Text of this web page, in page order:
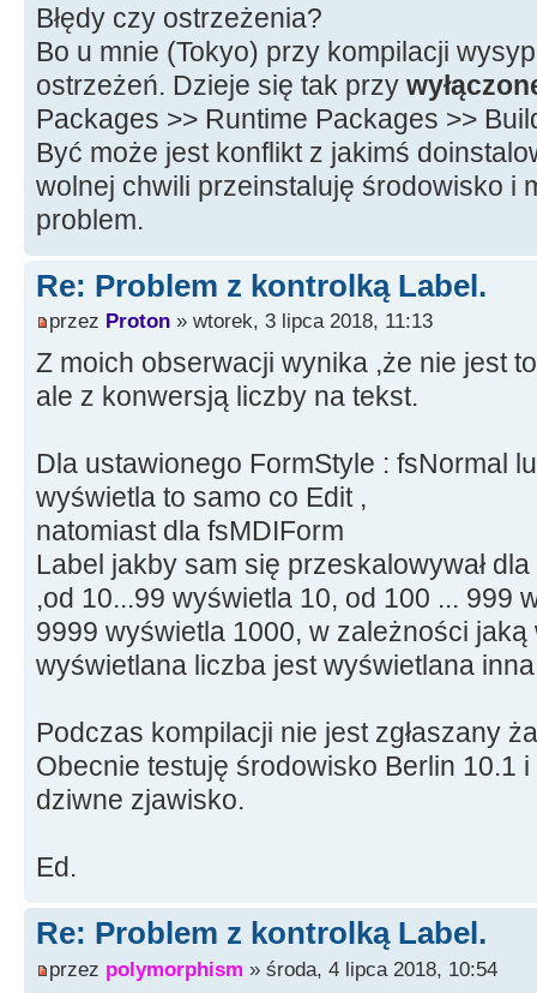
Błędy czy ostrzeżenia?
Bo u mnie (Tokyo) przy kompilacji
ostrzeżeń. Dzieje się tak przy
Packages >> Runtime Packages >>
Być może jest konflikt z jakimś
wolnej chwili przeinstaluję środowisko i
problem.
Re: Problem z kontrolką Label.
przez Proton » wtorek, 3 lipca 2018, 11:13
Z moich obserwacji wynika ,że nie jest
ale z konwersją liczby na tekst.
Dla ustawionego FormStyle : fsNormal
wyświetla to samo co Edit ,
natomiast dla fsMDIForm
Label jakby sam się przeskalowywał
,od 10...99 wyświetla 10, od 100 ... 999
9999 wyświetla 1000, w zależności
wyświetlana liczba jest wyświetlana
Podczas kompilacji nie jest zgłaszany
Obecnie testuję środowisko Berlin 10.1 i
dziwne zjawisko.
Ed.
Re: Problem z kontrolką Label.
przez polymorphism » środa, 4 lipca 2018, 10:54